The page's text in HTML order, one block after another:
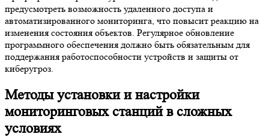
предусмотреть возможность удаленного доступа и
автоматизированного мониторинга, что повысит реакцию на
изменения состояния объектов. Регулярное обновление
программного обеспечения должно быть обязательным для
поддержания работоспособности устройств и защиты от
киберугроз.
Методы установки и настройки
мониторинговых станций в сложных
условиях